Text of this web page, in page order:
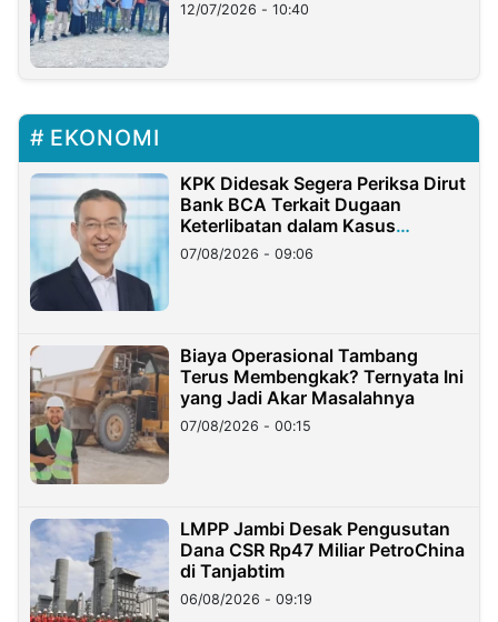
12/07/2026 - 10:40
EKONOMI
KPK Didesak Segera Periksa Dirut
Bank BCA Terkait Dugaan
Keterlibatan dalam Kasus
Hilangnya Dana Nasabah Rp2,58
Miliar
07/08/2026 - 09:06
Biaya Operasional Tambang
Terus Membengkak? Ternyata Ini
yang Jadi Akar Masalahnya
07/08/2026 - 00:15
LMPP Jambi Desak Pengusutan
Dana CSR Rp47 Miliar PetroChina
di Tanjabtim
06/08/2026 - 09:19